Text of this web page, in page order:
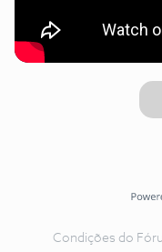
Condições do